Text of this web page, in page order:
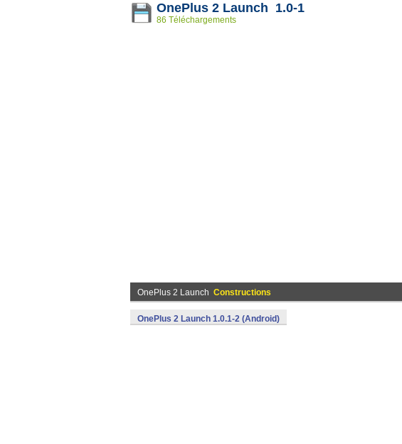
OnePlus 2 Launch 1.0-1
86 Téléchargements
OnePlus 2 Launch Constructions
OnePlus 2 Launch 1.0.1-2 (Android)